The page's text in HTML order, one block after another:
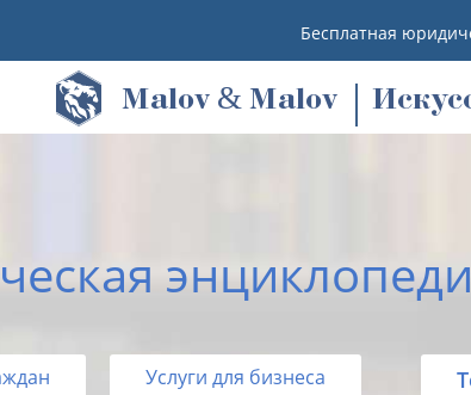
Бесплатная
Malov & Malov
Услуги для бизнеса